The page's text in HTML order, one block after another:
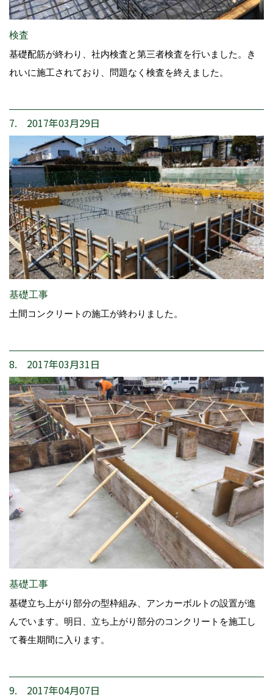
検査
基礎配筋が終わり、社内検査と第三者検査を行いました。き
れいに施工されており、問題なく検査を終えました。
7. 2017年03月29日
基礎工事
土間コンクリートの施工が終わりました。
8. 2017年03月31日
基礎工事
基礎立ち上がり部分の型枠組み、アンカーボルトの設置が進
んでいます。明日、立ち上がり部分のコンクリートを施工し
て養生期間に入ります。
9. 2017年04月07日